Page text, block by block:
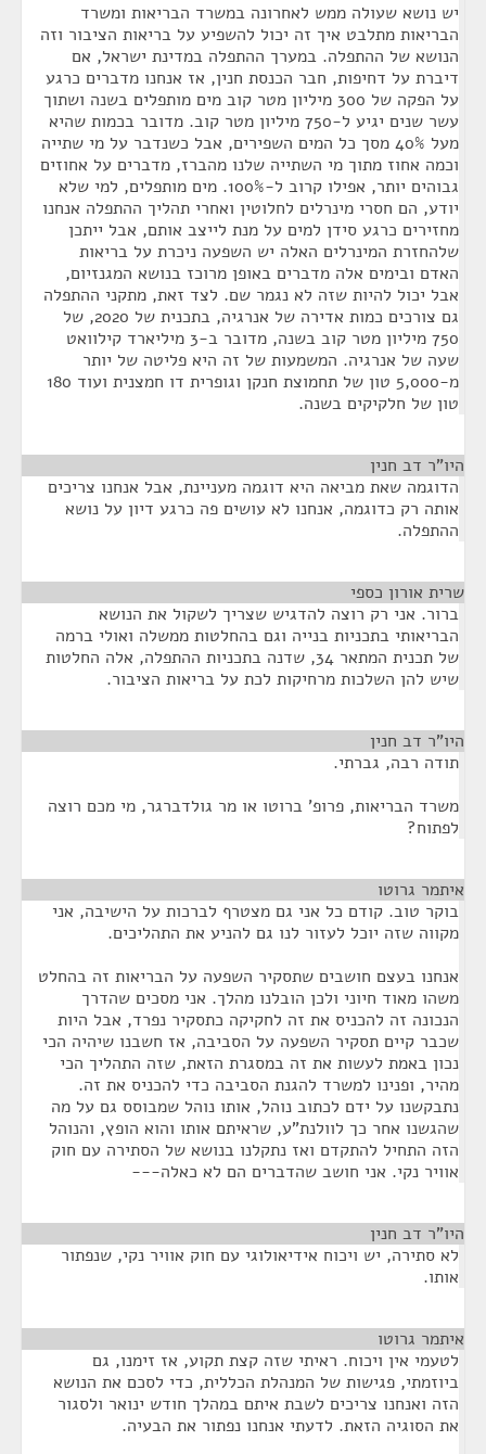
יש נושא שעולה ממש לאחרונה במשרד הבריאות ומשרד
הבריאות מתלבט איך זה יכול להשפיע על בריאות הציבור וזה
הנושא של ההתפלה. במערך ההתפלה במדינת ישראל, אם
דיברת על דחיפות, חבר הכנסת חנין, אז אנחנו מדברים כרגע
על הפקה של 300 מיליון מטר קוב מים מותפלים בשנה ושתוך
עשר שנים יגיע ל-750 מיליון מטר קוב. מדובר בכמות שהיא
מעל 40% מסך כל המים השפירים, אבל כשנדבר על מי שתייה
וכמה אחוז מתוך מי השתייה שלנו מהברז, מדברים על אחוזים
גבוהים יותר, אפילו קרוב ל-100%. מים מותפלים, למי שלא
יודע, הם חסרי מינרלים לחלוטין ואחרי תהליך ההתפלה אנחנו
מחזירים כרגע סידן למים על מנת לייצב אותם, אבל ייתכן
שלהחזרת המינרלים האלה יש השפעה ניכרת על בריאות
האדם ובימים אלה מדברים באופן מרוכז בנושא המגנזיום,
אבל יכול להיות שזה לא נגמר שם. לצד זאת, מתקני ההתפלה
גם צורכים כמות אדירה של אנרגיה, בתכנית של 2020, של
750 מיליון מטר קוב בשנה, מדובר ב-3 מיליארד קילוואט
שעה של אנרגיה. המשמעות של זה היא פליטה של יותר
מ-5,000 טון של תחמוצת חנקן וגופרית דו חמצנית ועוד 180
טון של חלקיקים בשנה.
היו"ר דב חנין
הדוגמה שאת מביאה היא דוגמה מעניינת, אבל אנחנו צריכים
אותה רק כדוגמה, אנחנו לא עושים פה כרגע דיון על נושא
ההתפלה.
שרית אורון כספי
ברור. אני רק רוצה להדגיש שצריך לשקול את הנושא
הבריאותי בתכניות בנייה וגם בהחלטות ממשלה ואולי ברמה
של תכנית המתאר 34, שדנה בתכניות ההתפלה, אלה החלטות
שיש להן השלכות מרחיקות לכת על בריאות הציבור.
היו"ר דב חנין
תודה רבה, גברתי.
משרד הבריאות, פרופ' ברוטו או מר גולדברגר, מי מכם רוצה
לפתוח?
איתמר גרוטו
בוקר טוב. קודם כל אני גם מצטרף לברכות על הישיבה, אני
מקווה שזה יוכל לעזור לנו גם להניע את התהליכים.
אנחנו בעצם חושבים שתסקיר השפעה על הבריאות זה בהחלט
משהו מאוד חיוני ולכן הובלנו מהלך. אני מסכים שהדרך
הנכונה זה להכניס את זה לחקיקה כתסקיר נפרד, אבל היות
שכבר קיים תסקיר השפעה על הסביבה, אז חשבנו שיהיה הכי
נכון באמת לעשות את זה במסגרת הזאת, שזה התהליך הכי
מהיר, ופנינו למשרד להגנת הסביבה כדי להכניס את זה.
נתבקשנו על ידם לכתוב נוהל, אותו נוהל שמבוסס גם על מה
שהגשנו אחר כך לוולנת"ע, שראיתם אותו והוא הופץ, והנוהל
הזה התחיל להתקדם ואז נתקלנו בנושא של הסתירה עם חוק
אוויר נקי. אני חושב שהדברים הם לא כאלה---
היו"ר דב חנין
לא סתירה, יש ויכוח אידיאולוגי עם חוק אוויר נקי, שנפתור
אותו.
איתמר גרוטו
לטעמי אין ויכוח. ראיתי שזה קצת תקוע, אז זימנו, גם
ביוזמתי, פגישות של המנהלת הכללית, כדי לסכם את הנושא
הזה ואנחנו צריכים לשבת איתם במהלך חודש ינואר ולסגור
את הסוגיה הזאת. לדעתי אנחנו נפתור את הבעיה.